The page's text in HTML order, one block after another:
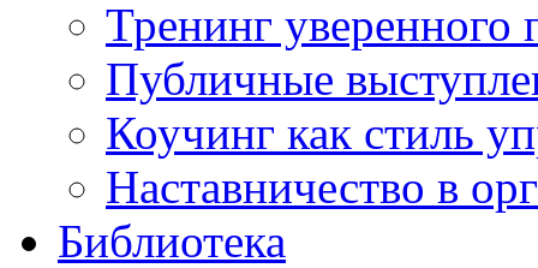
Тренинг уверенного
Публичные
Коучинг как стиль
Наставничество в
Библиотека